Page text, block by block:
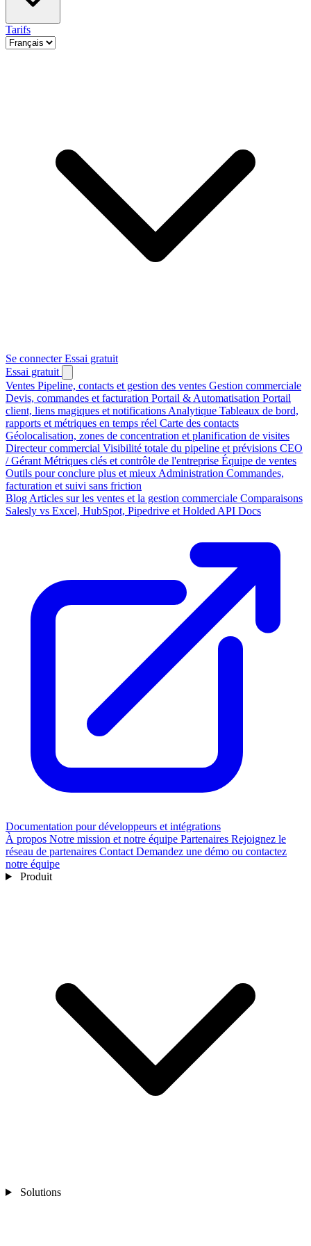
Tarifs
Se connecterEssai gratuit
Essai gratuit
Ventes Pipeline, contacts et gestion des ventes Gestion commerciale
Devis, commandes et facturation Portail & Automatisation Portail
client, liens magiques et notifications Analytique Tableaux de bord,
rapports et métriques en temps réel Carte des contacts
Géolocalisation, zones de concentration et planification de visites
Directeur commercial Visibilité totale du pipeline et prévisions CEO
/ Gérant Métriques clés et contrôle de l'entreprise Équipe de ventes
Outils pour conclure plus et mieux Administration Commandes,
facturation et suivi sans friction
Blog Articles sur les ventes et la gestion commerciale Comparaisons
Salesly vs Excel, HubSpot, Pipedrive et Holded API Docs
Documentation pour développeurs et intégrations
À propos Notre mission et notre équipe Partenaires Rejoignez le
réseau de partenaires Contact Demandez une démo ou contactez
notre équipe
Produit
Solutions